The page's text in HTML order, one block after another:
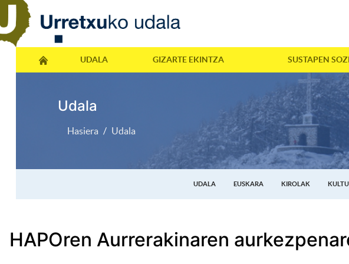
UDALA GIZARTE EKINTZA SUSTAPEN
Udala
Hasiera Udala
UDALA EUSKARA KIROLAK
HAPOren Aurrerakinaren